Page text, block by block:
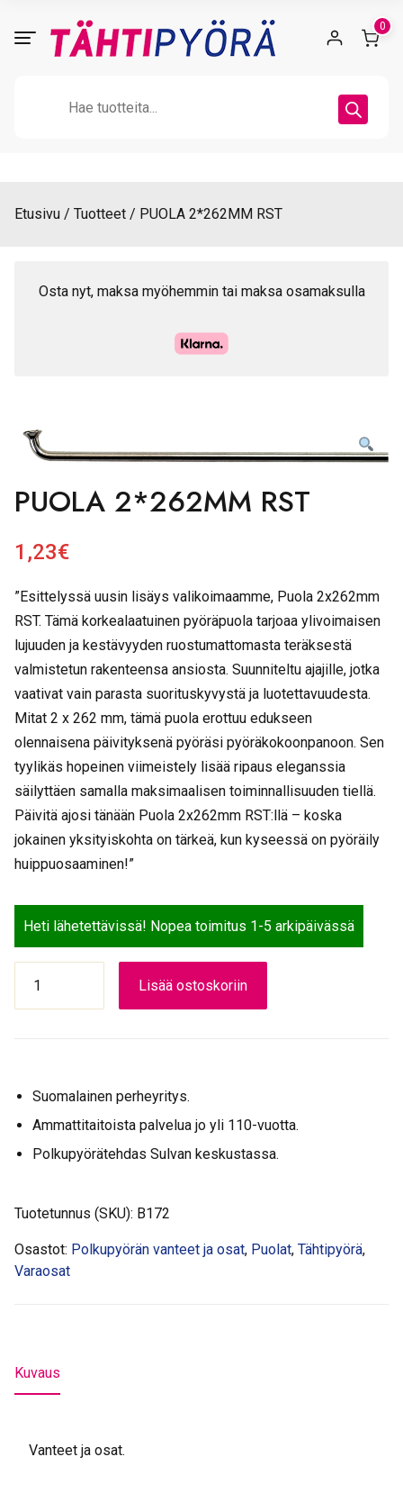
0
Etusivu Tuotteet PUOLA 2*262MM RST
Osta nyt, maksa myöhemmin tai maksa osamaksulla
PUOLA 2*262MM RST
1,23€
”Esittelyssä uusin lisäys valikoimaamme, Puola 2x262mm
RST. Tämä korkealaatuinen pyöräpuola tarjoaa ylivoimaisen
lujuuden ja kestävyyden ruostumattomasta teräksestä
valmistetun rakenteensa ansiosta. Suunniteltu ajajille, jotka
vaativat vain parasta suorituskyvystä ja luotettavuudesta.
Mitat 2 x 262 mm, tämä puola erottuu edukseen
olennaisena päivityksenä pyöräsi pyöräkokoonpanoon. Sen
tyylikäs hopeinen viimeistely lisää ripaus eleganssia
säilyttäen samalla maksimaalisen toiminnallisuuden tiellä.
Päivitä ajosi tänään Puola 2x262mm RST:llä – koska
jokainen yksityiskohta on tärkeä, kun kyseessä on pyöräily
huippuosaaminen!”
Heti lähetettävissä! Nopea toimitus 1-5 arkipäivässä
2*262MM
RST
Lisää ostoskoriin
Suomalainen perheyritys.
Ammattitaitoista palvelua jo yli 110-vuotta.
Polkupyörätehdas Sulvan keskustassa.
Tuotetunnus (SKU): B172
Osastot: Polkupyörän vanteet ja osat, Puolat, Tähtipyörä,
Varaosat
Kuvaus
Vanteet ja osat.